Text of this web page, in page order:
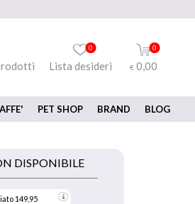
Lista desideri
0 0
€ 0,00
PET SHOP BRAND BLOG
DISPONIBILE
149,95